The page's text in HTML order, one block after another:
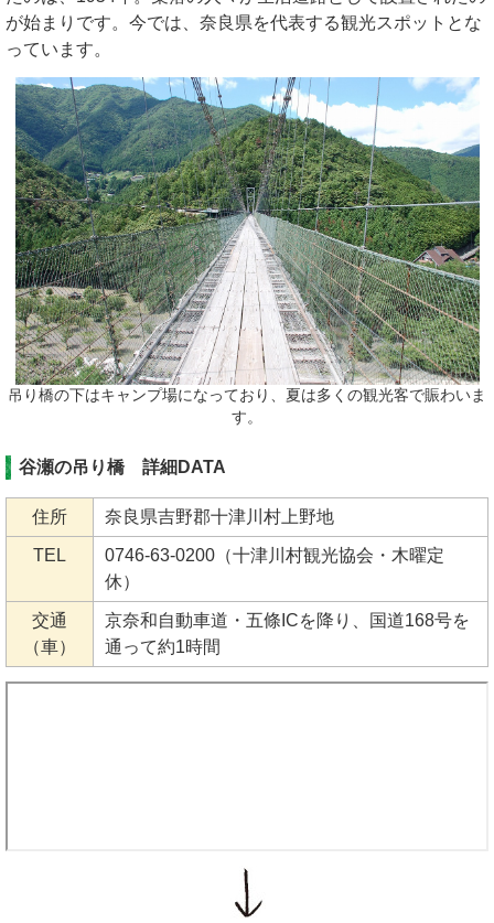
が始まりです。今では、奈良県を代表する観光スポットとな
っています。
吊り橋の下はキャンプ場になっており、夏は多くの観光客で賑わいま
す。
谷瀬の吊り橋 詳細DATA
住所 奈良県吉野郡十津川村上野地
TEL
0746-63-0200（十津川村観光協会・木曜定
休）
交通
（車）
京奈和自動車道・五條ICを降り、国道168号を
通って約1時間